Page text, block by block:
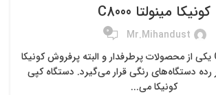
کونیکا مینولتا C8000
Mr.mihandust
0
دستگاه کپی C8000 یکی از محصولات پرطرفدار و البته پرفروش کونیکا
رده دستگاه‌های رنگی قرار می‌گیرد. دستگاه کپی
کونیکا می...